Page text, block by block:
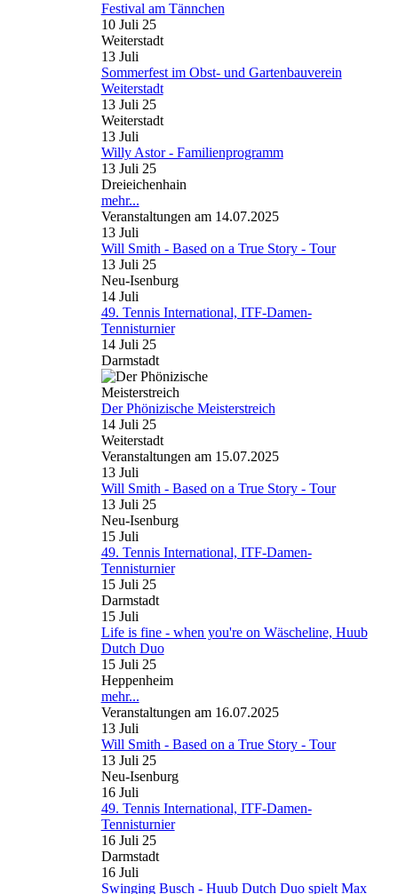
Festival am Tännchen
10 Juli 25
Weiterstadt
13 Juli
Sommerfest im Obst- und Gartenbauverein
Weiterstadt
13 Juli 25
Weiterstadt
13 Juli
Willy Astor - Familienprogramm
13 Juli 25
Dreieichenhain
mehr...
Veranstaltungen am 14.07.2025
13 Juli
Will Smith - Based on a True Story - Tour
13 Juli 25
Neu-Isenburg
14 Juli
49. Tennis International, ITF-Damen-
Tennisturnier
14 Juli 25
Darmstadt
Der Phönizische Meisterstreich
14 Juli 25
Weiterstadt
Veranstaltungen am 15.07.2025
13 Juli
Will Smith - Based on a True Story - Tour
13 Juli 25
Neu-Isenburg
15 Juli
49. Tennis International, ITF-Damen-
Tennisturnier
15 Juli 25
Darmstadt
15 Juli
Life is fine - when you're on Wäscheline, Huub
Dutch Duo
15 Juli 25
Heppenheim
mehr...
Veranstaltungen am 16.07.2025
13 Juli
Will Smith - Based on a True Story - Tour
13 Juli 25
Neu-Isenburg
16 Juli
49. Tennis International, ITF-Damen-
Tennisturnier
16 Juli 25
Darmstadt
16 Juli
Swinging Busch - Huub Dutch Duo spielt Max